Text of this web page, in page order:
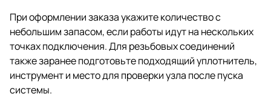
При оформлении заказа укажите количество с
небольшим запасом, если работы идут на нескольких
точках подключения. Для резьбовых соединений
также заранее подготовьте подходящий уплотнитель,
инструмент и место для проверки узла после пуска
системы.